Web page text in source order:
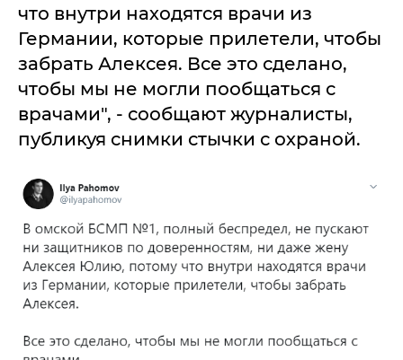
что внутри находятся врачи из
Германии, которые прилетели, чтобы
забрать Алексея. Все это сделано,
чтобы мы не могли пообщаться с
врачами", - сообщают журналисты,
публикуя снимки стычки с охраной.